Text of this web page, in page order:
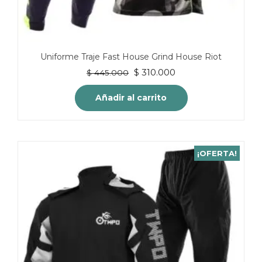
Uniforme Traje Fast House Grind House Riot
$445.000 El
precio
original
era:
$ 310.000
precio
actual
es:
Añadir al carrito
¡OFERTA!